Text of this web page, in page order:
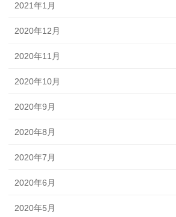
2021年1月
2020年12月
2020年11月
2020年10月
2020年9月
2020年8月
2020年7月
2020年6月
2020年5月